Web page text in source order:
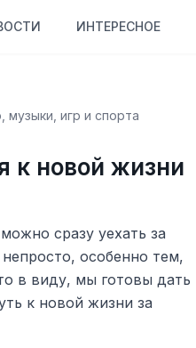
ИНТЕРЕСНОЕ
игр и спорта
к новой жизни
сразу уехать за
особенно тем,
в виду, мы готовы дать
к новой жизни за